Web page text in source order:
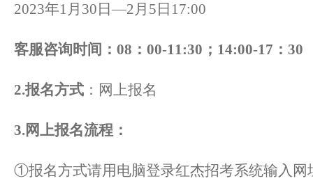
2023年1月 30 日 —2月 5 日17:00
客服咨询时间： 08：00-11:30；14:00-17：30
2.报名方式 ：网上报名
3.网上报名流程：
①报名方式请用电脑登录红杰招考系统输入网